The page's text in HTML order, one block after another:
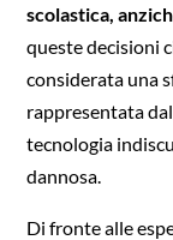
scolastica,
queste decisioni
considerata una
rappresentata
tecnologia
dannosa.
Di fronte alle